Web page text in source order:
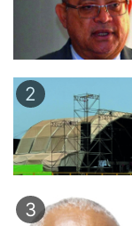
2
3